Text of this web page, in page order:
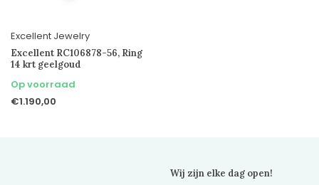
Excellent Jewelry
Excellent RC106878-56, Ring
14 krt geelgoud
Op voorraad
€1.190,00
Wij zijn elke dag open!